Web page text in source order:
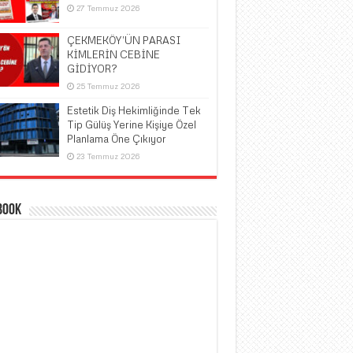
27 Temmuz 2026
ÇEKMEKÖY’ÜN PARASI
KİMLERİN CEBİNE
GİDİYOR?
25 Temmuz 2026
Estetik Diş Hekimliğinde Tek
Tip Gülüş Yerine Kişiye Özel
Planlama Öne Çıkıyor
23 Temmuz 2026